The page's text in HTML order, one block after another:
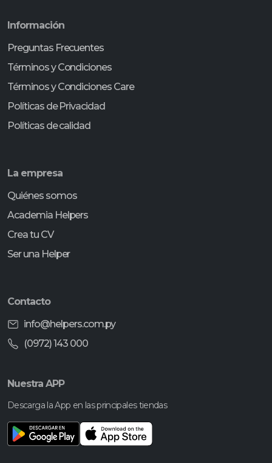
Información
Preguntas Frecuentes
Términos y Condiciones
Términos y Condiciones Care
Políticas de Privacidad
Políticas de calidad
La empresa
Quiénes somos
Academia Helpers
Crea tu CV
Ser una Helper
Contacto
info@helpers.com.py
(0972) 143 000
Nuestra APP
Descarga la App en las principales tiendas